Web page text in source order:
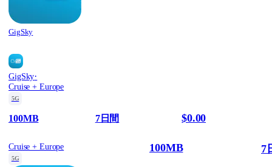
GigSky
GigSky·
Cruise + Europe
5G
100MB 7日間 $0.00
Cruise + Europe
5G
100MB 7